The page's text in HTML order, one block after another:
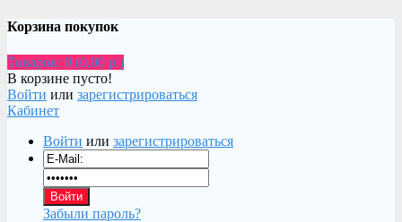
Корзина покупок
Товаров: 0 (0.00 р.)
В корзине пусто!
Войти или зарегистрироваться
Кабинет
Войти или зарегистрироваться
Забыли пароль?